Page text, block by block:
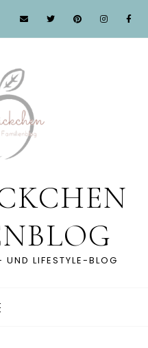
LIFESTYLE-BLOG